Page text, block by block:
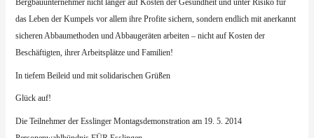
Bergbauunternehmer nicht länger auf Kosten der Gesundheit und unter Risiko für
das Leben der Kumpels vor allem ihre Profite sichern, sondern endlich mit anerkannt
sicheren Abbaumethoden und Abbaugeräten arbeiten – nicht auf Kosten der
Beschäftigten, ihrer Arbeitsplätze und Familien!
In tiefem Beileid und mit solidarischen Grüßen
Glück auf!
Die Teilnehmer der Esslinger Montagsdemonstration am 19. 5. 2014